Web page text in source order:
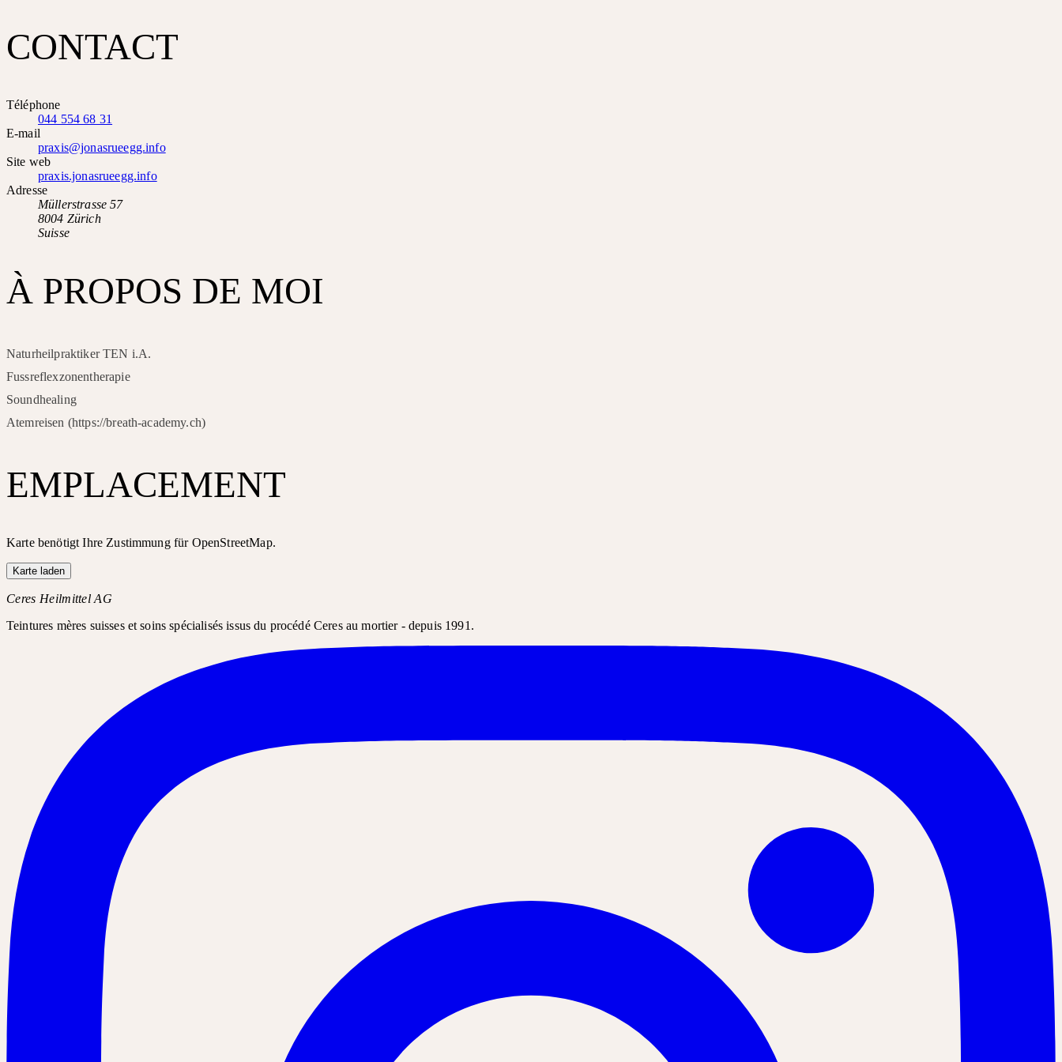
CONTACT
Téléphone
044 554 68 31
E-mail
praxis@jonasrueegg.info
Site web
praxis.jonasrueegg.info
Adresse
Müllerstrasse 57
8004 Zürich
Suisse
À PROPOS DE MOI
Naturheilpraktiker TEN i.A.
Fussreflexzonentherapie
Soundhealing
Atemreisen (https://breath-academy.ch)
EMPLACEMENT
Karte benötigt Ihre Zustimmung für OpenStreetMap.
Karte laden
Ceres Heilmittel AG
Teintures mères suisses et soins spécialisés issus du procédé Ceres au mortier - depuis 1991.